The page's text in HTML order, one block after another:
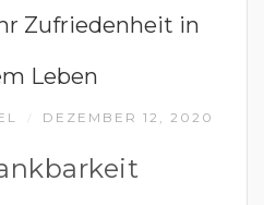
LEBENZufriedenheit in
Leben
DEZEMBER 12, 2020